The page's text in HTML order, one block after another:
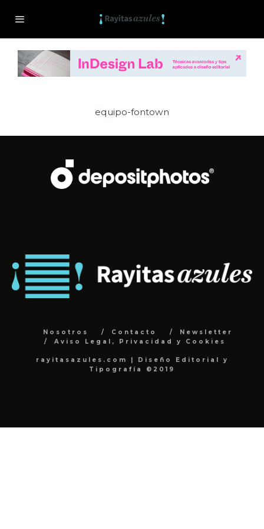
equipo-fontown
Nosotros Contacto
Newsletter
Aviso Legal, Privacidad y Cookies
rayitasazules.com | Diseño Editorial y
Tipografía ©2019